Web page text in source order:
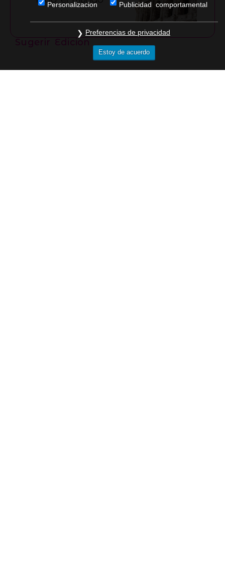
Sugerir Edicion
Personalizacion Publicidad comportamental
Preferencias de privacidad
Estoy de acuerdo